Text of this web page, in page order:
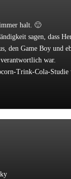
halt. 🙂
sagen, dass
den Game Boy und
war.
Trink-Cola-